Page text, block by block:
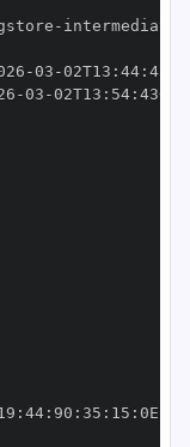
-
-03 -02T13 : 44:
-03 -02T13 : 54: 43+00
: 44: 90 : 35 : 15 : 0E